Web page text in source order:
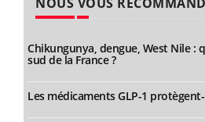
Chikungunya, dengue, West Nile :
sud de la France ?
Les médicaments GLP-1